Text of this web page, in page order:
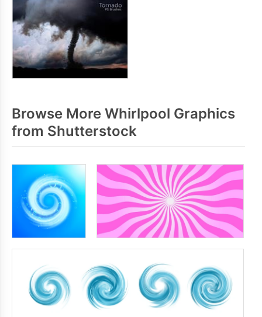
Browse More Whirlpool Graphics
from Shutterstock